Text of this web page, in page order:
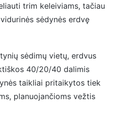
trim keleiviams, tačiau
sėdynės erdvę
sėdimų vietų, erdvus
40/20/40 dalimis
taikliai pritaikytos tiek
planuojančioms vežtis